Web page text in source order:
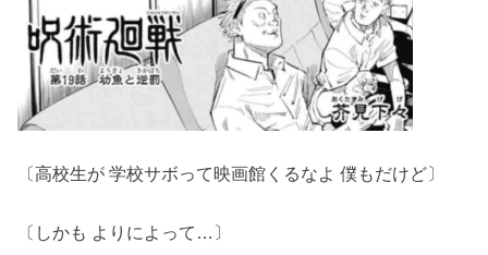
〔高校生が 学校サボって映画館くるなよ 僕もだけど〕
〔しかも よりによって…〕